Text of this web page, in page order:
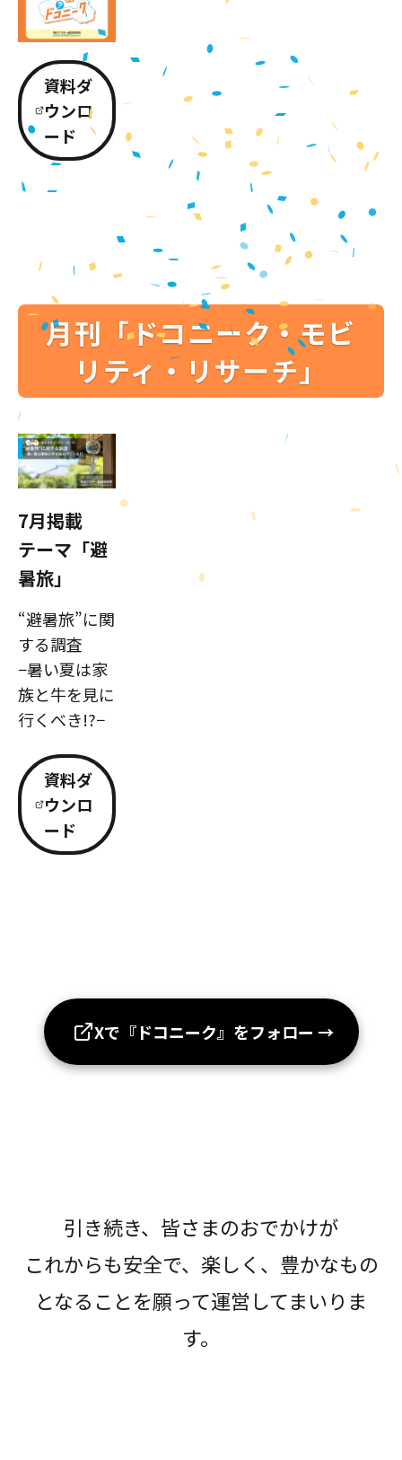
資料ダ
ウンロ
ード
月刊「ドコニーク・モビ
リティ・リサーチ」
7月掲載
テーマ「避
暑旅」
“避暑旅”に関
する調査
−暑い夏は家
族と牛を見に
行くべき!?−
資料ダ
ウンロ
ード
Xで『ドコニーク』をフォロー →
引き続き、皆さまのおでかけが
これからも安全で、楽しく、豊かなもの
となることを願って運営してまいりま
す。